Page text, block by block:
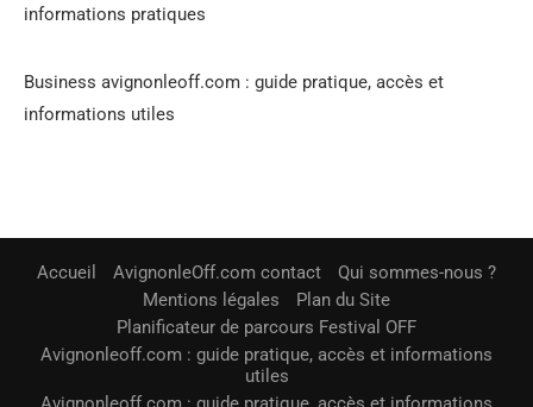
informations pratiques
Business avignonleoff.com : guide pratique, accès et
informations utiles
Accueil AvignonleOff.com contact
Qui sommes-nous ?
Mentions légales
Plan du Site
Planificateur de parcours Festival OFF
Avignonleoff.com : guide pratique, accès et informations
utiles